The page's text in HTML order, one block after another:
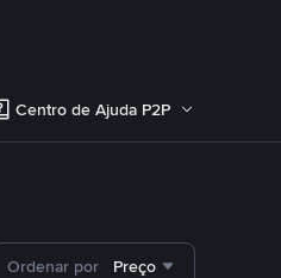
Centro de Ajuda P2P
Ordenar por Preço